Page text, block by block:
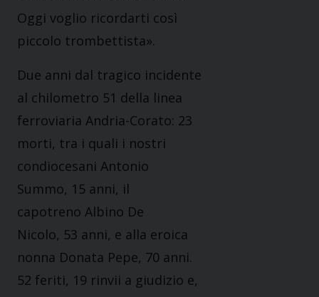
Oggi voglio ricordarti così
piccolo trombettista».
Due anni dal tragico incidente
al chilometro 51 della linea
ferroviaria Andria-Corato: 23
morti, tra i quali i nostri
condiocesani Antonio
Summo, 15 anni, il
capotreno Albino De
Nicolo, 53 anni, e alla eroica
nonna Donata Pepe, 70 anni.
52 feriti, 19 rinvii a giudizio e,